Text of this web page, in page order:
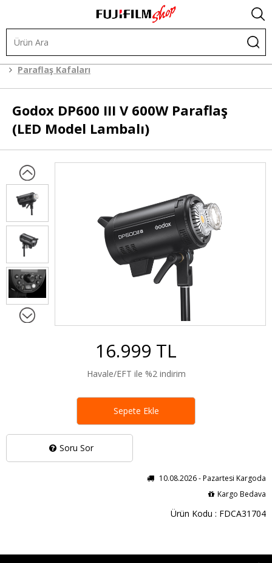
Paraflaş Kafaları
Godox DP600 III V 600W Paraflaş
(LED Model Lambalı)
Soru Sor
16.999 TL
Havale/EFT ile %2 indirim
10.08.2026 - Pazartesi Kargoda
Kargo Bedava
Ürün Kodu : FDCA31704
Sepete Ekle